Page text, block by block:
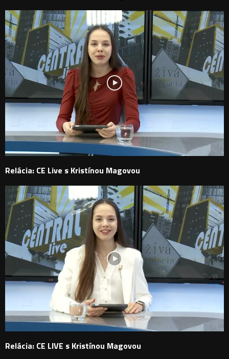
Relácia: CE Live s Kristínou Magovou
Relácia: CE LIVE s Kristínou Magovou